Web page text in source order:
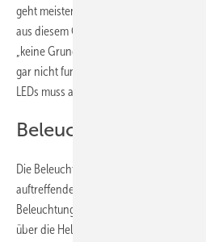
geht meistens schief. Die LEDs
aus diesem Grund verfügt der bisher
„keine Grundlast“, die LED-Lampen
gar nicht funktionieren. Deshalb gilt:
LEDs muss auch der Konverter
Beleuchtungsstärke E
Die Beleuchtungsstärke ist ein Maß für
auftreffende Licht bzw. den Lichtstrom.
Beleuchtungsstärke ist Lux (lx). Wichtig
über die Helligkeit eines Raumes aus,